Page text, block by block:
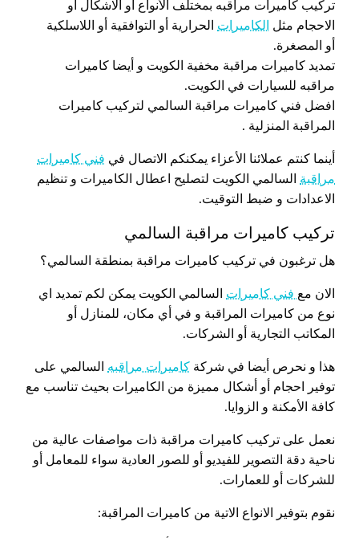
تركيب كاميرات مراقبه بمختلف الأنواع أو الاشكال أو
الاحجام مثل
الكاميرات الحرارية أو التوافقية أو اللاسلكية
أو المصغرة.
تمديد كاميرات مراقبة مخفية الكويت و أيضا كاميرات
مراقبه للسيارات في الكويت.
افضل فني كاميرات مراقبة السالمي لتركيب كاميرات
المراقبة المنزلية .
أينما كنتم عملائنا الأعزاء يمكنكم الاتصال في فني كاميرات
مراقبة السالمي الكويت لتصليح اعطال الكاميرات و تنظيم
الاعدادات و ضبط التوقيت.
تركيب كاميرات مراقبة السالمي
هل ترغبون في تركيب كاميرات مراقبة بمنطقة السالمي؟
الان مع فني كاميرات السالمي الكويت يمكن لكم تمديد اي
نوع من كاميرات المراقبة و في أي مكان، للمنازل أو
المكاتب التجارية أو الشركات.
هذا و نحرص أيضا في شركة كاميرات مراقبه السالمي على
توفير احجام أو أشكال مميزة من الكاميرات بحيث تناسب مع
كافة الأمكنة و الزوايا.
نعمل على تركيب كاميرات مراقبة ذات مواصفات عالية من
ناحية دقة التصوير للفيديو أو للصور العادية سواء للمعامل أو
للشركات أو للعمارات.
نقوم بتوفير الانواع الاتية من كاميرات المراقبة: